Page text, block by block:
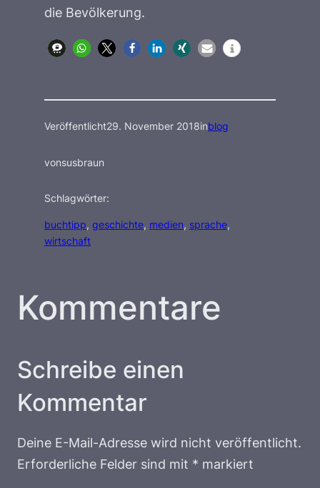
die Bevölkerung.
Veröffentlicht29. November 2018inblog
vonsusbraun
Schlagwörter:
buchtipp, geschichte, medien, sprache
wirtschaft
Kommentare
Schreibe einen
Kommentar
Deine E-Mail-Adresse wird nicht veröffentlicht.
Erforderliche Felder sind mit * markiert